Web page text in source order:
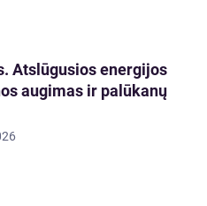
Atslūgusios energijos
augimas ir palūkanų